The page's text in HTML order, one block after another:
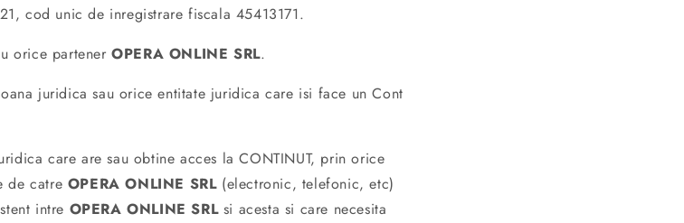
cod unic de inregistrare fiscala 45413171.
orice partenerOPERA ONLINE SRL.
juridica sau orice entitate juridica care isi face un Cont
care are sau obtine acces la CONTINUT, prin orice
de catre OPERA ONLINE SRL(electronic, telefonic, etc)
intre OPERA ONLINE SRLsi acesta si care necesita